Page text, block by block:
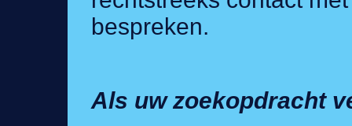
bespreken.
Als uw zoekopdracht